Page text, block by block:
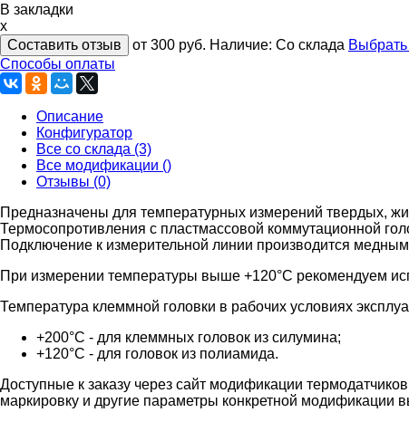
В закладки
x
Составить отзыв
от 300 руб. Наличие: Со склада
Способы оплаты
Описание
Конфигуратор
Все со склада (3)
Все модификации ()
Отзывы (0)
Предназначены для температурных измерений твердых,
Термосопротивления с пластмассовой коммутационной
Подключение к измерительной линии производится
При измерении температуры выше +120°C рекомендуем
Температура клеммной головки в рабочих условиях
+200°C - для клеммных головок из силумина;
+120°C - для головок из полиамида.
Доступные к заказу через сайт модификации
маркировку и другие параметры конкретной